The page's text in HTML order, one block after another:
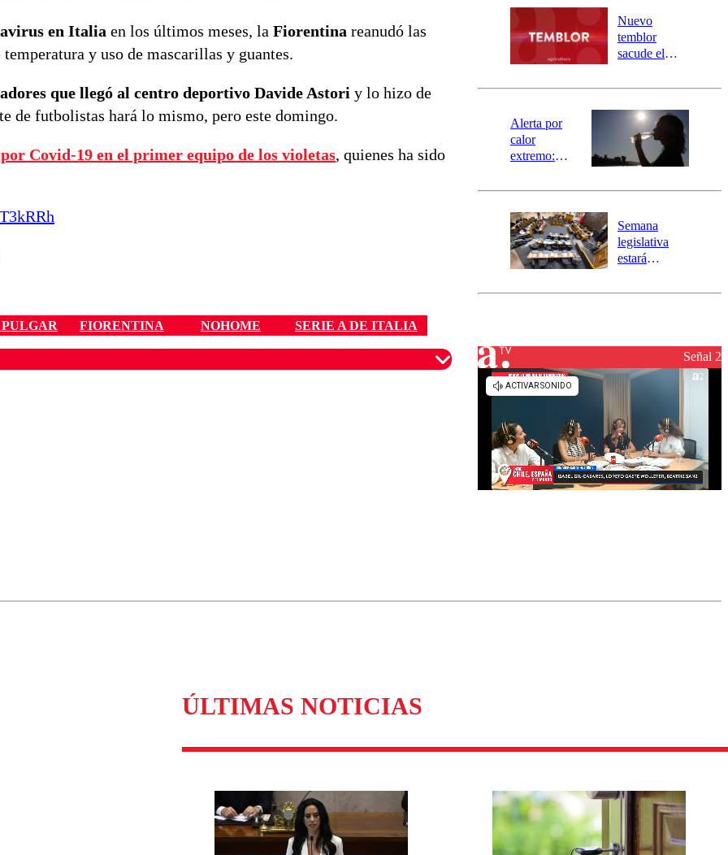
en Italia en los últimos meses, la Fiorentina reanudó las
y uso de mascarillas y guantes.
que llegó al centro deportivo Davide Astori y lo hizo de
de futbolistas hará lo mismo, pero este domingo.
Covid-19 en el primer equipo de los violetas, quienes ha sido
FIORENTINA NOHOME SERIE A DE ITALIA
río Damas:
activa
mensajería
SAE
Nuevo
temblor
sacude el
revisa la
epicentro
Alerta por
calor
extremo:
activa Alerta
Preventiva en
tres comunas
Semana
legislativa
estará
el fin de la
reconstrucciónSeñal 2
ÚLTIMAS NOTICIAS